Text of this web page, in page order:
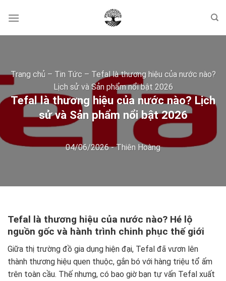
Trang chủ – Tin Tức – Tefal là thương hiệu của nước nào?
Lịch sử và Sản phẩm nổi bật 2026
Tefal là thương hiệu của nước nào? Lịch
sử và Sản phẩm nổi bật 2026
04/06/2026-Thiên Hoàng
Tefal là thương hiệu của nước nào? Hé lộ
nguồn gốc và hành trình chinh phục thế giới
Giữa thị trường đồ gia dụng hiện đại, Tefal đã vươn lên
thành thương hiệu quen thuộc, gắn bó với hàng triệu tổ ấm
trên toàn cầu. Thế nhưng, có bao giờ bạn tự vấn Tefal xuất